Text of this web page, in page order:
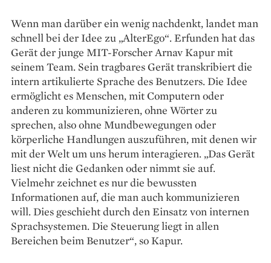
Wenn man darüber ein wenig nachdenkt, landet man
schnell bei der Idee zu „AlterEgo“. Erfunden hat das
Gerät der junge MIT-Forscher Arnav Kapur mit
seinem Team. Sein tragbares Gerät transkribiert die
intern artikulierte Sprache des Benutzers. Die Idee
ermöglicht es Menschen, mit Computern oder
anderen zu kommunizieren, ohne Wörter zu
sprechen, also ohne Mundbewegungen oder
körperliche Handlungen auszuführen, mit denen wir
mit der Welt um uns herum interagieren. „Das Gerät
liest nicht die Gedanken oder nimmt sie auf.
Vielmehr zeichnet es nur die bewussten
Informationen auf, die man auch kommunizieren
will. Dies geschieht durch den Einsatz von internen
Sprachsystemen. Die Steuerung liegt in allen
Bereichen beim Benutzer“, so Kapur.